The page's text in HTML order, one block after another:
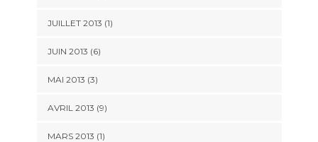
JUILLET 2013 (1)
JUIN 2013 (6)
MAI 2013 (3)
AVRIL 2013 (9)
MARS 2013 (1)